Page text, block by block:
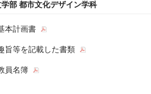
学部 都市文化デザイン学科
本計画書
旨等を記載した書類
員名簿